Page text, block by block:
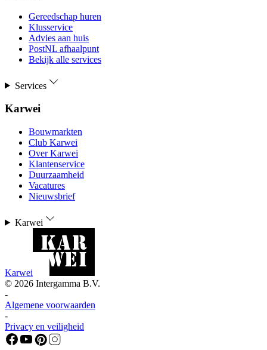
Gereedschap huren
Klusservice
Advies aan huis
PostNL afhaalpunt
Bekijk alle services
Services
Karwei
Bouwmarkten
Club Karwei
Over Karwei
Klantenservice
Duurzaamheid
Vacatures
Nieuwsbrief
Karwei
Karwei
© 2026 Intergamma B.V.
-
Algemene voorwaarden
-
Privacy en veiligheid